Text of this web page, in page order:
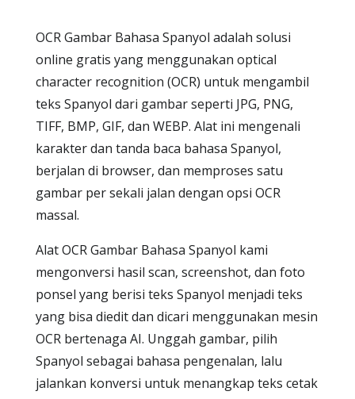
OCR Gambar Bahasa Spanyol adalah solusi
online gratis yang menggunakan optical
character recognition (OCR) untuk mengambil
teks Spanyol dari gambar seperti JPG, PNG,
TIFF, BMP, GIF, dan WEBP. Alat ini mengenali
karakter dan tanda baca bahasa Spanyol,
berjalan di browser, dan memproses satu
gambar per sekali jalan dengan opsi OCR
massal.
Alat OCR Gambar Bahasa Spanyol kami
mengonversi hasil scan, screenshot, dan foto
ponsel yang berisi teks Spanyol menjadi teks
yang bisa diedit dan dicari menggunakan mesin
OCR bertenaga AI. Unggah gambar, pilih
Spanyol sebagai bahasa pengenalan, lalu
jalankan konversi untuk menangkap teks cetak